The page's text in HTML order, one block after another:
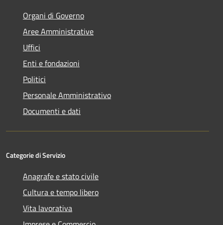
Organi di Governo
Aree Amministrative
Uffici
Enti e fondazioni
Politici
Personale Amministrativo
Documenti e dati
Categorie di Servizio
Anagrafe e stato civile
Cultura e tempo libero
Vita lavorativa